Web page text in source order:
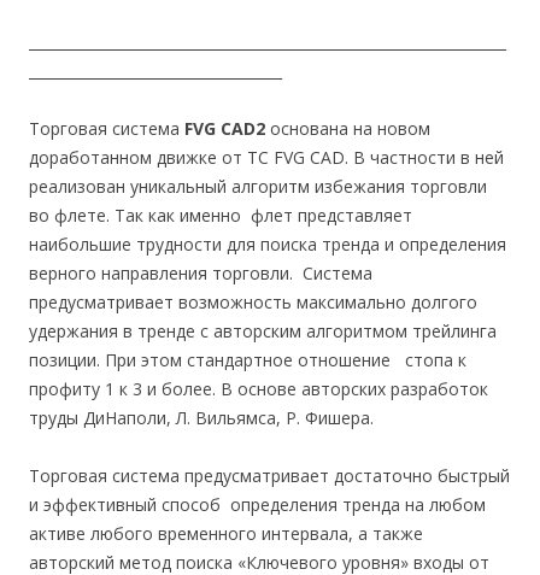
Торговая система FVG CAD2 основана на новом
доработанном движке от ТС FVG CAD. В частности в ней
реализован уникальный алгоритм избежания торговли
во флете. Так как именно флет представляет
наибольшие трудности для поиска тренда и определения
верного направления торговли. Система
предусматривает возможность максимально долгого
удержания в тренде с авторским алгоритмом трейлинга
позиции. При этом стандартное отношение стопа к
профиту 1 к 3 и более. В основе авторских разработок
труды ДиНаполи, Л. Вильямса, Р. Фишера.
Торговая система предусматривает достаточно быстрый
и эффективный способ определения тренда на любом
активе любого временного интервала, а также
авторский метод поиска «Ключевого уровня» входы от